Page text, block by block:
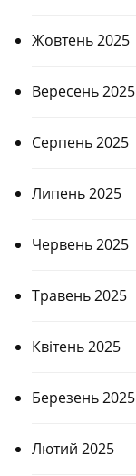
Жовтень 2025
Вересень 2025
Серпень 2025
Липень 2025
Червень 2025
Травень 2025
Квітень 2025
Березень 2025
Лютий 2025